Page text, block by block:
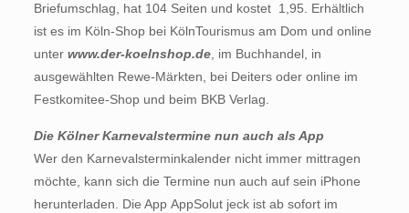
Briefumschlag, hat 104 Seiten und kostet  1,95. Erhältlich
ist es im Köln-Shop bei KölnTourismus am Dom und online
unter www.der-koelnshop.de, im Buchhandel, in
ausgewählten Rewe-Märkten, bei Deiters oder online im
Festkomitee-Shop und beim BKB Verlag.
Die Kölner Karnevalstermine nun auch als App
Wer den Karnevalsterminkalender nicht immer mittragen
möchte, kann sich die Termine nun auch auf sein iPhone
herunterladen. Die App AppSolut jeck ist ab sofort im